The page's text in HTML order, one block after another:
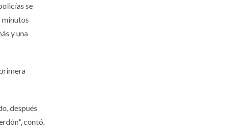
se
minutos
y una
después
contó.